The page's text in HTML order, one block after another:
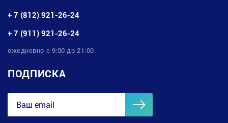
+ 7 (812) 921-26-24
+ 7 (911) 921-26-24
ежедневно с 9:00 до 21:00
ПОДПИСКА